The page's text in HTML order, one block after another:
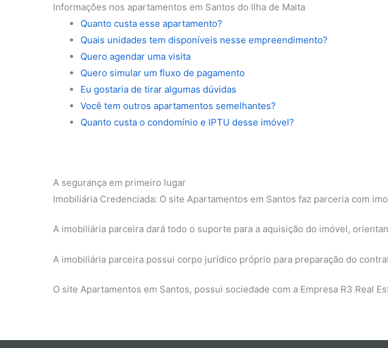
Informações nos apartamentos em Santos do Ilha de Malta
Quanto custa esse apartamento?
Quais unidades tem disponíveis nesse empreendimento?
Quero agendar uma visita
Quero simular um fluxo de pagamento
Eu gostaria de tirar algumas dúvidas
Você tem outros apartamentos semelhantes?
Quanto custa o condomínio e IPTU desse imóvel?
A segurança em primeiro lugar
Imobiliária Credenciada: O site Apartamentos em Santos faz parceria com
A imobiliária parceira dará todo o suporte para a aquisição do imóvel,
A imobiliária parceira possui corpo jurídico próprio para preparação do
O site Apartamentos em Santos, possui sociedade com a Empresa R3 Real